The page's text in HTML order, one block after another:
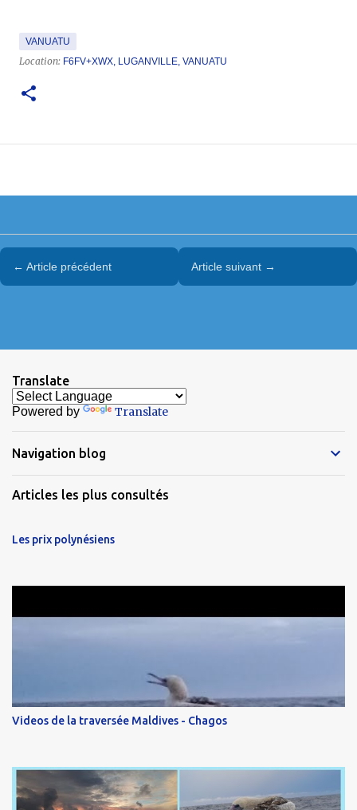
VANUATU
Location: F6FV+XWX, LUGANVILLE, VANUATU
← Article précédent Article suivant →
Translate
Powered by Translate
Navigation blog
Articles les plus consultés
Les prix polynésiens
Videos de la traversée Maldives - Chagos